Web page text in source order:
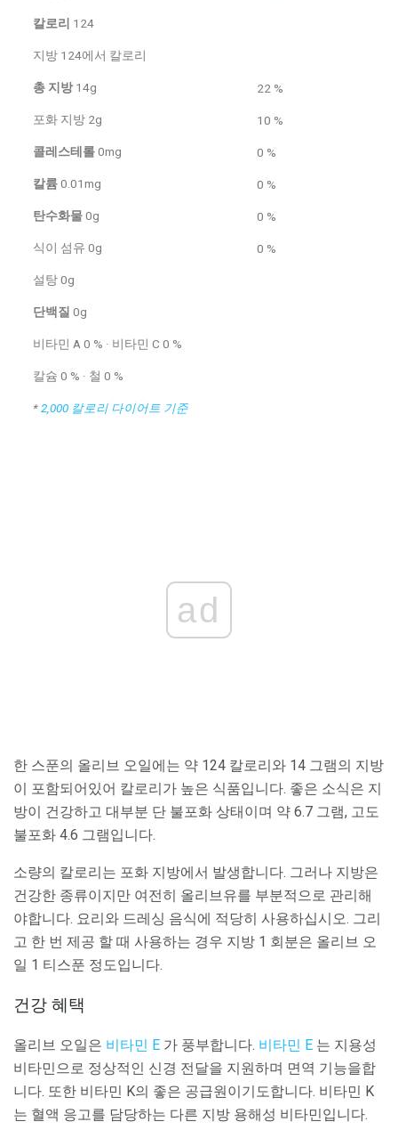
칼로리 124
지방 124에서 칼로리
총 지방14g 22 %
포화 지방 2g 10 %
콜레스테롤0mg 0 %
칼륨0.01mg 0 %
탄수화물0g 0 %
식이 섬유 0g 0 %
설탕 0g
단백질 0g
비타민 A 0 % · 비타민 C 0 %
칼슘 0 % · 철 0 %
*2,000 칼로리 다이어트 기준
ad
한 스푼의 올리브 오일에는 약 124 칼로리와 14 그램의 지방
이 포함되어있어 칼로리가 높은 식품입니다. 좋은 소식은 지
방이 건강하고 대부분 단 불포화 상태이며 약 6.7 그램, 고도
불포화 4.6 그램입니다.
소량의 칼로리는 포화 지방에서 발생합니다. 그러나 지방은
건강한 종류이지만 여전히 올리브유를 부분적으로 관리해
야합니다. 요리와 드레싱 음식에 적당히 사용하십시오. 그리
고 한 번 제공 할 때 사용하는 경우 지방 1 회분은 올리브 오
일 1 티스푼 정도입니다.
건강 혜택
올리브 오일은 비타민 E 가 풍부합니다. 비타민 E 는 지용성
비타민으로 정상적인 신경 전달을 지원하며 면역 기능을합
니다. 또한 비타민 K의 좋은 공급원이기도합니다. 비타민 K
는 혈액 응고를 담당하는 다른 지방 용해성 비타민입니다.